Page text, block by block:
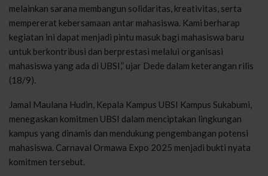
melainkan sarana membangun solidaritas, kreativitas, serta
mempererat kebersamaan antar mahasiswa. Kami berharap
kegiatan ini dapat menjadi pintu masuk bagi mahasiswa baru
untuk berkontribusi dan berprestasi melalui organisasi
mahasiswa yang ada di UBSI,” ujar Dede dalam keterangan rilis
(18/9).
Jamal Maulana Hudin, Kepala Kampus UBSI Kampus Sukabumi,
menegaskan komitmen UBSI dalam menciptakan lingkungan
kampus yang dinamis dan mendukung pengembangan potensi
mahasiswa. Carnaval Ormawa Expo 2025 menjadi bukti nyata
komitmen tersebut.